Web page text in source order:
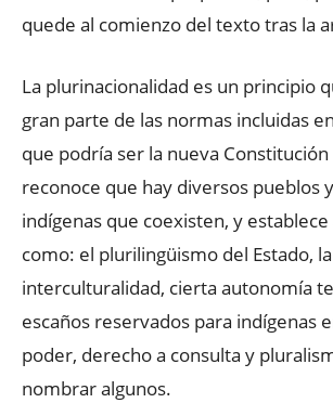
quede al comienzo del texto tras la
La plurinacionalidad es un principio
gran parte de las normas incluidas
que podría ser la nueva Constitución
reconoce que hay diversos pueblos
indígenas que coexisten, y
como: el plurilingüismo del Estado, la
interculturalidad, cierta autonomía
escaños reservados para indígenas
poder, derecho a consulta y
nombrar algunos.